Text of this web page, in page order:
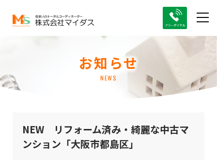
お知らせ
NEWS
NEW リフォーム済み・綺麗な中古マ
ンション「大阪市都島区」